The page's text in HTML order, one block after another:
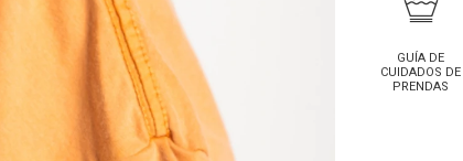
GUÍA DE
CUIDADOS DE
PRENDAS